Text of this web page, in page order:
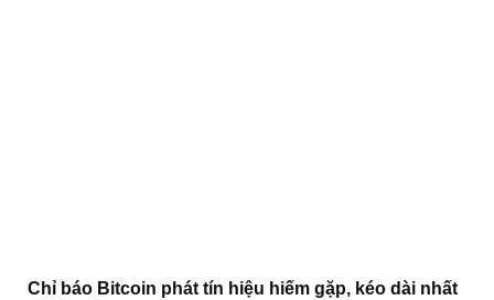
Chỉ báo Bitcoin phát tín hiệu hiếm gặp, kéo dài nhất